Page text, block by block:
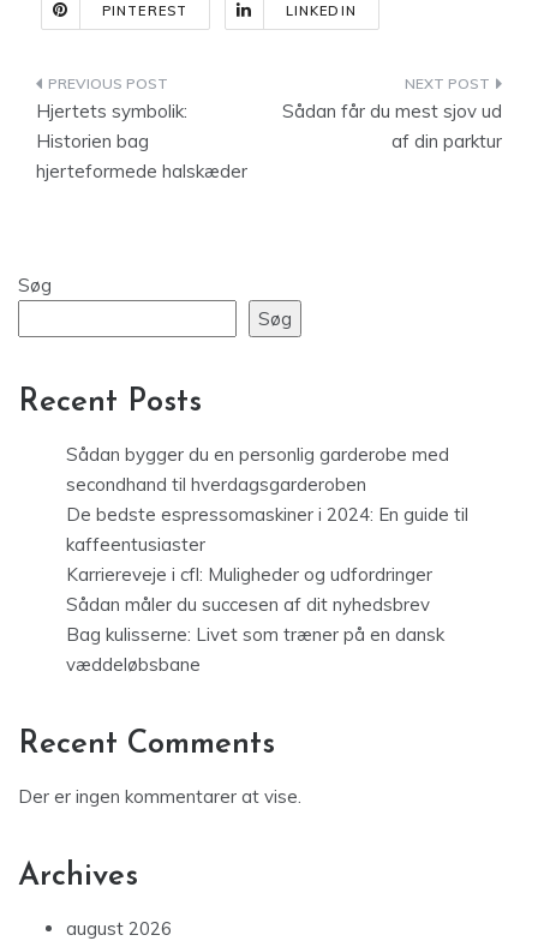
PINTEREST LINKEDIN
Indlægsnavigation
Hjertets symbolik:
Historien bag
hjerteformede halskæder
Sådan får du mest sjov ud
af din parktur
Søg
Søg
Recent Posts
Sådan bygger du en personlig garderobe med
secondhand til hverdagsgarderoben
De bedste espressomaskiner i 2024: En guide til
kaffeentusiaster
Karriereveje i cfl: Muligheder og udfordringer
Sådan måler du succesen af dit nyhedsbrev
Bag kulisserne: Livet som træner på en dansk
væddeløbsbane
Recent Comments
Der er ingen kommentarer at vise.
Archives
august 2026